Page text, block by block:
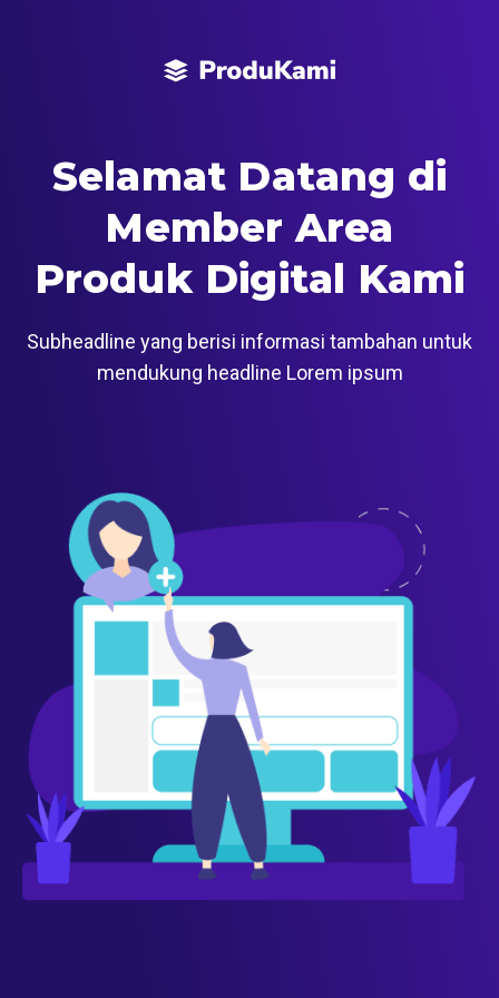
Selamat Datang di
Member Area
Produk Digital Kami
Subheadline yang berisi informasi tambahan untuk
mendukung headline Lorem ipsum